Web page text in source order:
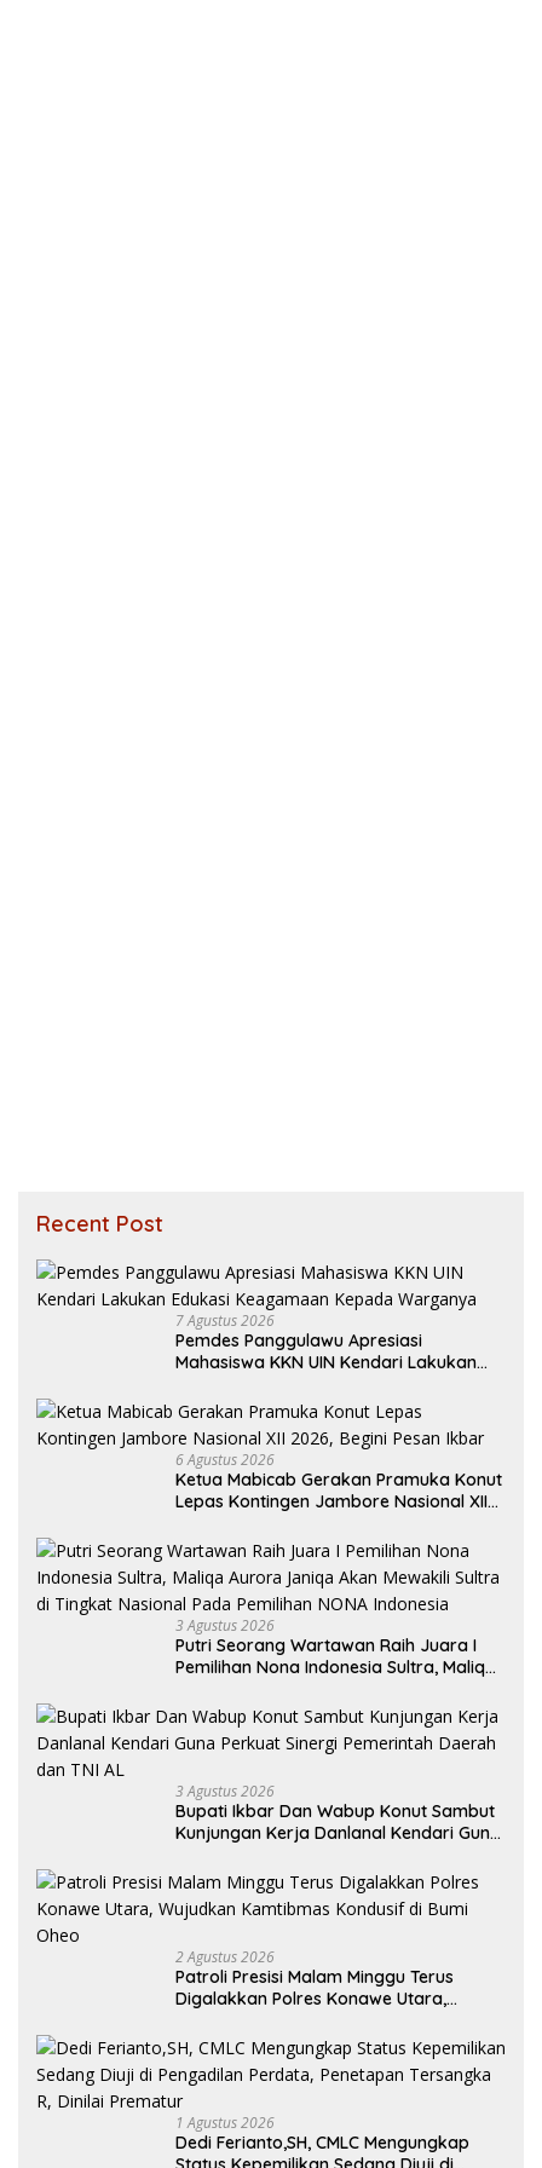
Recent Post
7 Agustus 2026
Pemdes Panggulawu Apresiasi
Mahasiswa KKN UIN Kendari Lakukan
6 Agustus 2026
Ketua Mabicab Gerakan Pramuka Konut
Lepas Kontingen Jambore Nasional XII
3 Agustus 2026
Putri Seorang Wartawan ‎Raih Juara I
Pemilihan Nona Indonesia Sultra, Maliqa
Tingkat Nasional Pada Pemilihan NONA
Indonesia
3 Agustus 2026
Bupati Ikbar Dan Wabup Konut Sambut
Kunjungan Kerja Danlanal Kendari Guna
TNI AL
2 Agustus 2026
Patroli Presisi Malam Minggu Terus
Digalakkan Polres Konawe Utara,
Oheo
1 Agustus 2026
Dedi Ferianto,SH, CMLC Mengungkap